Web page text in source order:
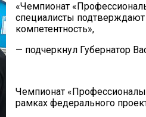
«Чемпионат
специалисты
компетентность»,
— подчеркнул Губернатор
Чемпионат
рамках федерального